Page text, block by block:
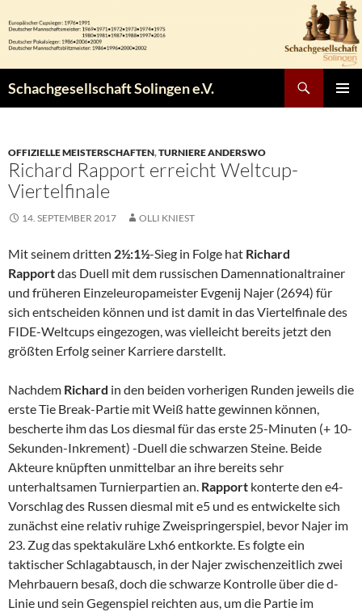
Inhalt
springen
Schachgesellschaft Solingen e.V.
OFFIZIELLE MEISTERSCHAFTEN,TURNIERE ANDERSWO
Richard Rapport erreicht Weltcup-
Viertelfinale
14. SEPTEMBER 2017 OLLI KNIEST
Mit seinem dritten 2½:1½-Sieg in Folge hat Richard
Rapportdas Duell mit dem russischen Damennationaltrainer
und früheren Einzeleuropameister Evgenij Najer (2694) für
sich entscheiden können und ist damit in das Viertelfinale des
FIDE-Weltcups eingezogen, was vielleicht bereits jetzt den
größten Erfolg seiner Karriere darstellt.
Nachdem Richard in den beiden vorherigen Runden jeweils die
erste Tie Break-Partie mit Weiß hatte gewinnen können,
bescherte ihm das Los diesmal für das erste 25-Minuten (+ 10-
Sekunden-Inkrement) -Duell die schwarzen Steine. Beide
Akteure knüpften unmittelbar an ihre bereits sehr
unterhaltsamen Turnierpartien an. Rapport konterte den e4-
Vorschlag des Russen diesmal mit e5 und es entwickelte sich
zunächst eine relativ ruhige Zweispringerspiel, bevor Najer im
23. Zug das spektakuläre Lxh6 entkorkte. Es folgte ein
taktischer Schlagabtausch, in der Najer zwischenzeitlich zwei
Mehrbauern besaß, doch die schwarze Kontrolle über die d-
Linie und sein Gegenspiel reichten aus, um die Partie im